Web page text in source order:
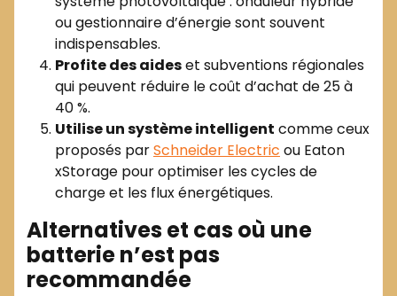
ou gestionnaire d’énergie sont souvent
indispensables.
Profite des aideset subventions régionales
qui peuvent réduire le coût d’achat de 25 à
40 %.
Utilise un système intelligent comme ceux
proposés parSchneider Electric ou Eaton
xStorage pour optimiser les cycles de
charge et les flux énergétiques.
Alternatives et cas où une
batterie n’est pas
recommandée